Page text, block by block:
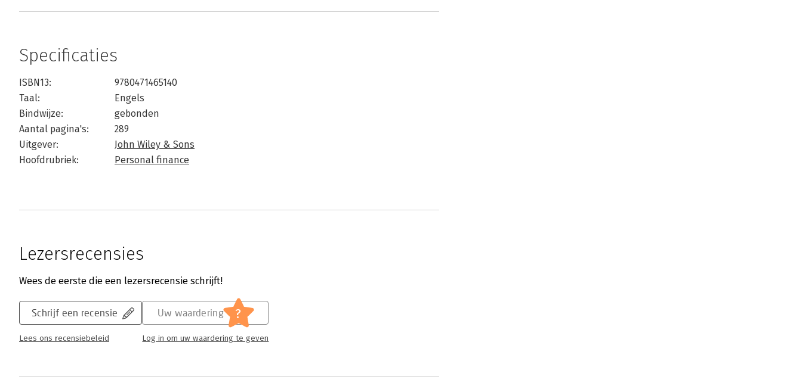
Specificaties
ISBN13:
9780471465140
Taal:
Engels
Bindwijze:
gebonden
Aantal pagina's:
289
Uitgever:
John Wiley & Sons
Hoofdrubriek:
Personal finance
Lezersrecensies
Wees de eerste die een lezersrecensie schrijft!
Schrijf een recensie
Lees ons recensiebeleid
Uw waardering ?
Log in om uw waardering te geven